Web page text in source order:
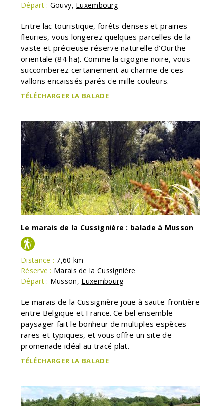
Départ : Gouvy, Luxembourg
Entre lac touristique, forêts denses et prairies
fleuries, vous longerez quelques parcelles de la
vaste et précieuse réserve naturelle d’Ourthe
orientale (84 ha). Comme la cigogne noire, vous
succomberez certainement au charme de ces
vallons encaissés parés de mille couleurs.
TÉLÉCHARGER LA BALADE
Le marais de la Cussignière : balade à Musson
Distance : 7,60 km
Réserve : Marais de la Cussignière
Départ : Musson, Luxembourg
Le marais de la Cussignière joue à saute-frontière
entre Belgique et France. Ce bel ensemble
paysager fait le bonheur de multiples espèces
rares et typiques, et vous offre un site de
promenade idéal au tracé plat.
TÉLÉCHARGER LA BALADE